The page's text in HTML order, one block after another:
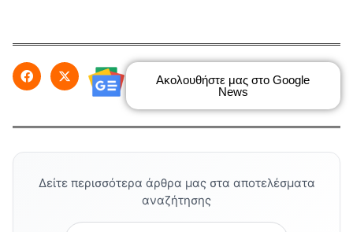
Ακολουθήστε μας στο Google
News
Δείτε περισσότερα άρθρα μας στα αποτελέσματα
αναζήτησης